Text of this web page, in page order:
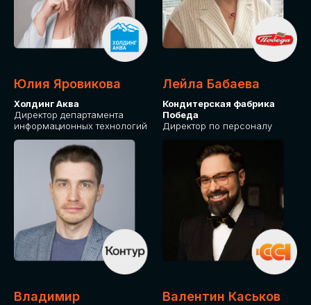
Юлия Яровикова
Холдинг Аква
Директор департамента
информационных технологий
Лейла Бабаева
Кондитерская фабрика
Победа
Директор по персоналу
Владимир
Валентин Каськов